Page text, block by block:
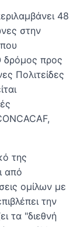
48
στην
δρόμος προς
Πολιτείδες
της
από
ομίλων με
την
τα "διεθνή